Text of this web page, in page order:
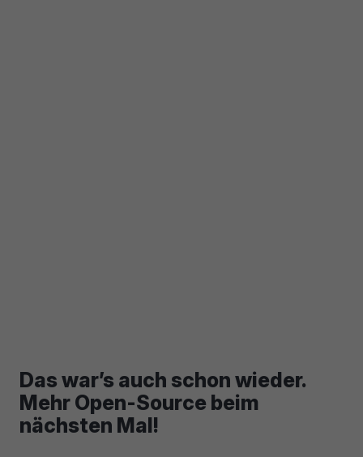
Das war’s auch schon wieder.
Mehr Open-Source beim
nächsten Mal!